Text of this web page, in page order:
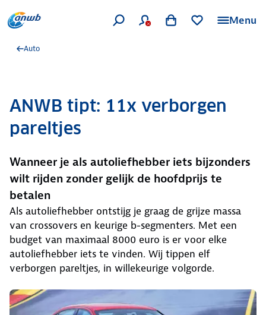
Menu
Auto
ANWB tipt: 11x verborgen
pareltjes
Wanneer je als autoliefhebber iets bijzonders
wilt rijden zonder gelijk de hoofdprijs te
betalen
Als autoliefhebber ontstijg je graag de grijze massa
van crossovers en keurige b-segmenters. Met een
budget van maximaal 8000 euro is er voor elke
autoliefhebber iets te vinden. Wij tippen elf
verborgen pareltjes, in willekeurige volgorde.